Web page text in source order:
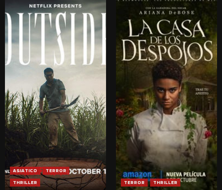
ASIATICO
TERROR
THRILLER
TERROR THRILLER